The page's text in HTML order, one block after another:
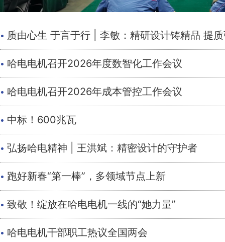
· 质由心生 于言于行 | 李敏：精研设计铸精品 提
· 哈电电机召开2026年度数智化工作会议
· 哈电电机召开2026年成本管控工作会议
· 中标！600兆瓦
· 弘扬哈电精神 | 王洪斌：精密设计的守护者
· 跑好新春“第一棒”，多领域节点上新
· 致敬！绽放在哈电电机一线的“她力量”
· 哈电电机干部职工热议全国两会